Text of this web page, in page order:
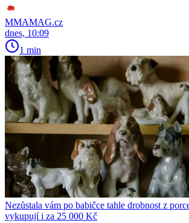
MMAMAG.cz
dnes, 10:09
1 min
Nezůstala vám po babičce tahle drobnost z
vykupují i za 25 000 Kč